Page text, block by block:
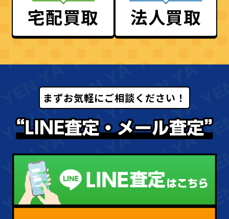
宅配買取 法人買取
まずお気軽にご相談ください！